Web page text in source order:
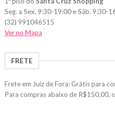
Seg. a Sex. 9:30-19:00 e Sáb. 9:30-
(32) 991046515
Ver no Mapa
FRETE
Frete em Juiz de Fora: Grátis para
Para compras abaixo de R$150,00,